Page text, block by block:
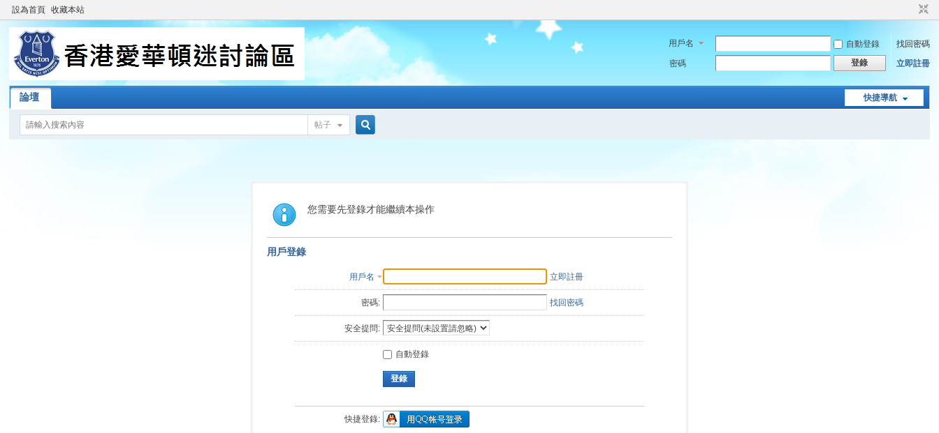
設為首頁 收藏本站
用戶名 自動登錄
找回密碼
密碼
登錄 立即註冊
快捷導航
論壇
帖子
索
您需要先登錄才能繼續本操作
用戶登錄
用戶名 立即註冊
密碼: 找回密碼
安全提問:
自動登錄
登錄
快捷登錄: